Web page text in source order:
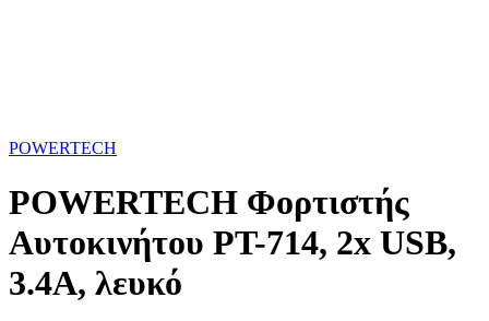
POWERTECH
POWERTECH Φορτιστής
Αυτοκινήτου PT-714, 2x USB,
3.4A, λευκό